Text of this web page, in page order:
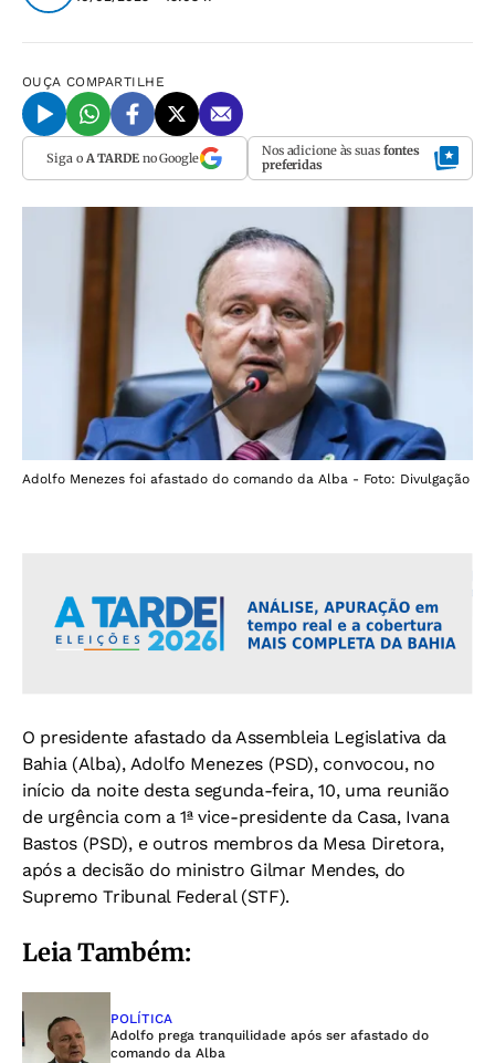
OUÇA COMPARTILHE
Siga o A TARDEno Google Nos adicione às suas fontes
preferidas
Adolfo Menezes foi afastado do comando da Alba - Foto: Divulgação
O presidente afastado da Assembleia Legislativa da
Bahia (Alba), Adolfo Menezes (PSD), convocou, no
início da noite desta segunda-feira, 10, uma reunião
de urgência com a 1ª vice-presidente da Casa, Ivana
Bastos (PSD), e outros membros da Mesa Diretora,
após a decisão do ministro Gilmar Mendes, do
Supremo Tribunal Federal (STF).
Leia Também:
POLÍTICA
Adolfo prega tranquilidade após ser afastado do
comando da Alba